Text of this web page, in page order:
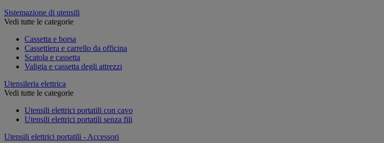
Sistemazione di utensili
Vedi tutte le categorie
Cassetta e borsa
Cassettiera e carrello da officina
Scatola e cassetta
Valigia e cassetta degli attrezzi
Utensileria elettrica
Vedi tutte le categorie
Utensili elettrici portatili con cavo
Utensili elettrici portatili senza fili
Utensili elettrici portatili - Accessori